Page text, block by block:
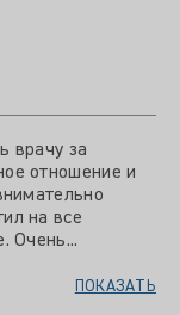
врачу за
отношение и
на все
Очень...
ПОКАЗАТЬ